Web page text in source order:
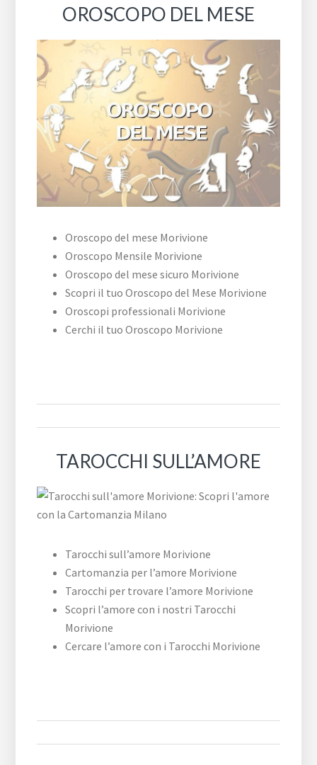
OROSCOPO DEL MESE
Oroscopo del mese Morivione
Oroscopo Mensile Morivione
Oroscopo del mese sicuro Morivione
Scopri il tuo Oroscopo del Mese Morivione
Oroscopi professionali Morivione
Cerchi il tuo Oroscopo Morivione
TAROCCHI SULL’AMORE
Tarocchi sull’amore Morivione
Cartomanzia per l’amore Morivione
Tarocchi per trovare l’amore Morivione
Scopri l’amore con i nostri Tarocchi
Morivione
Cercare l’amore con i Tarocchi Morivione